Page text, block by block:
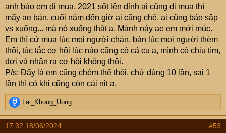
anh bảo em đi mua, 2021 sốt lên đỉnh ai cũng đi mua thì
mấy ae bán, cuối năm đến giờ ai cũng chê, ai cũng bảo sập
vs xuống... mà nó xuống thật ạ. Mảnh này ae em mới múc.
Em thì cứ mua lúc mọi người chán, bán lúc mọi người thèm
thôi, túc tắc cơ hội lúc nào cũng có cả cụ ạ, mình có chịu tìm,
đợi và nhận ra cơ hội không thôi.
P/s: Đấy là em cũng chém thế thôi, chứ đúng 10 lần, sai 1
lần thì có khi cũng còn cái nịt ạ.
R
e
a
c
Lai_Khong_Uong
17:32 18/06/2024 #53